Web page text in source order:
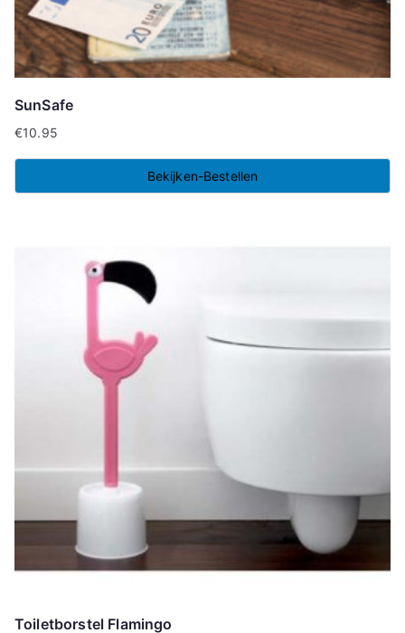
SunSafe
€10.95
Bekijken-Bestellen
Toiletborstel Flamingo